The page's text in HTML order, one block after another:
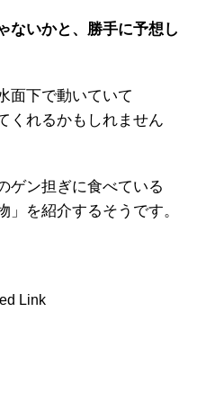
ないかと、勝手に予想し
面下で動いていて
くれるかもしれません
ゲン担ぎに食べている
」を紹介するそうです。
Link